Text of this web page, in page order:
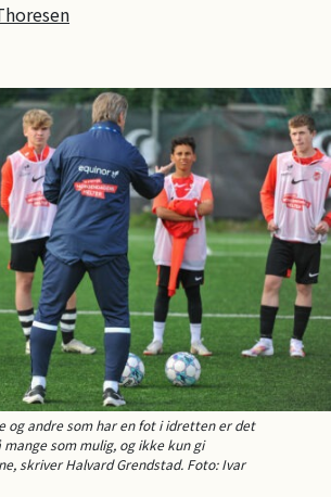
og andre som har en fot i idretten er det
som mulig, og ikke kun gi
skriver Halvard Grendstad. Foto: Ivar